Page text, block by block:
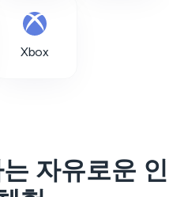
Xbox
자유로운 인